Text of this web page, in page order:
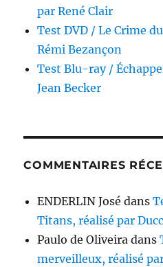
par René Clair
Test DVD / Le Crime
Rémi Bezançon
Test Blu-ray /
Jean Becker
COMMENTAIRES
ENDERLIN José dans
Titans, réalisé par
Paulo de Oliveira dans
merveilleux, réalisé